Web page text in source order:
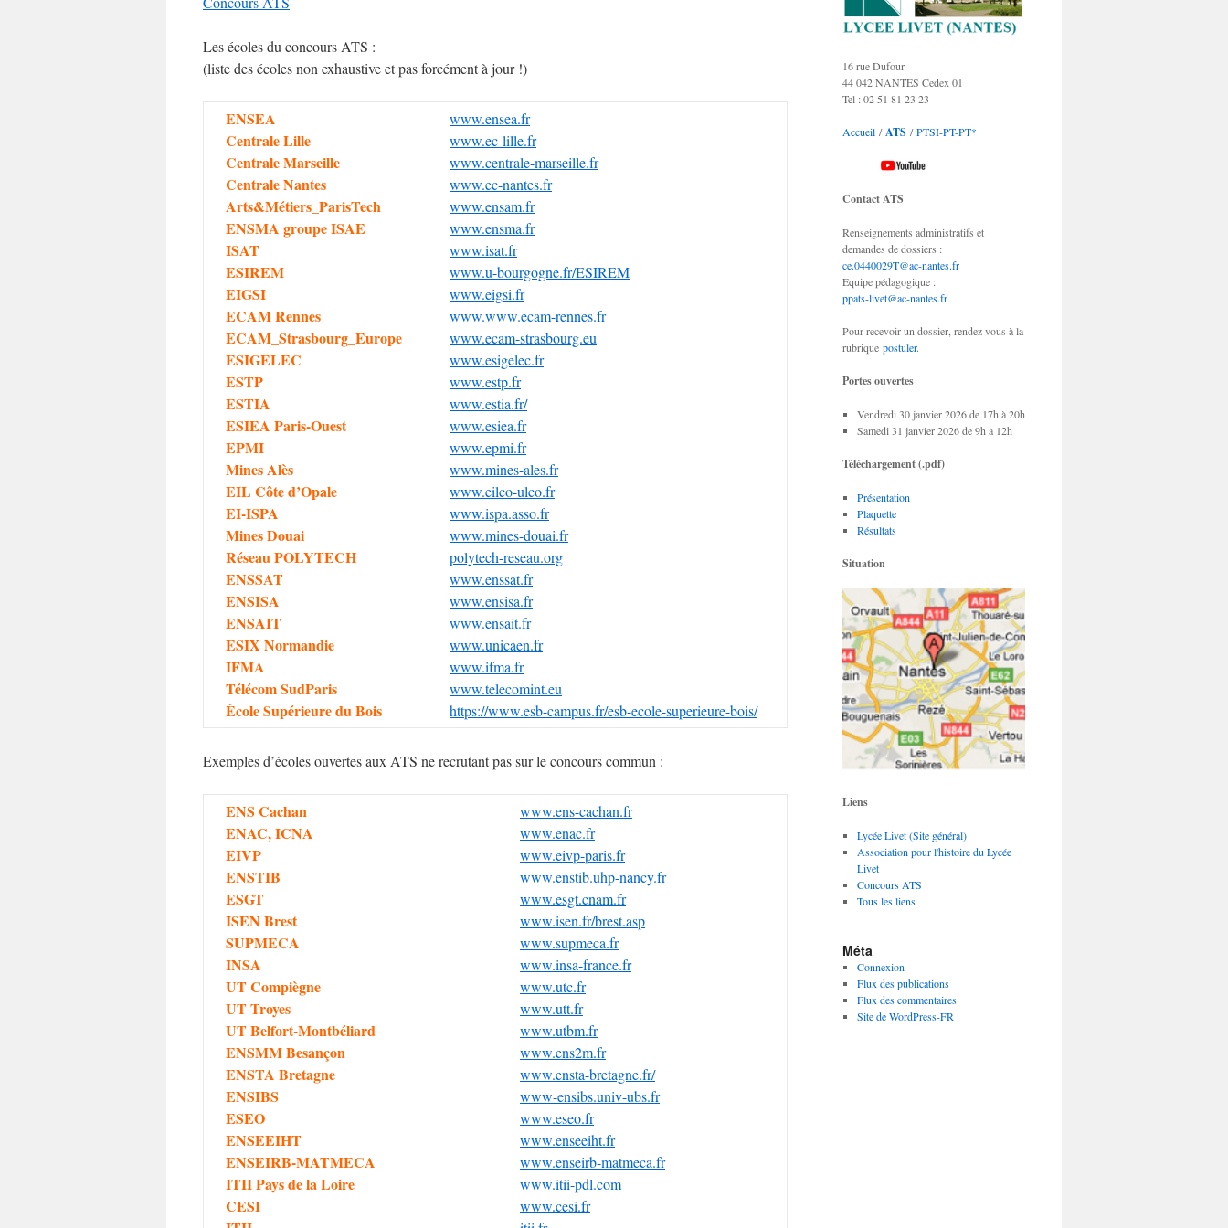
Les écoles du concours ATS :
(liste des écoles non exhaustive et pas forcément à jour !)
ENSEA
Centrale Lille
Centrale Marseille
Centrale Nantes
Arts&Métiers_ParisTech
ENSMA groupe ISAE
ISAT
ESIREM
EIGSI
ECAM Rennes
ECAM_Strasbourg_Europe
ESIGELEC
ESTP
ESTIA
ESIEA Paris-Ouest
EPMI
Mines Alès
EIL Côte d’Opale
EI-ISPA
Mines Douai
Réseau POLYTECH
ENSSAT
ENSISA
ENSAIT
ESIX Normandie
IFMA
Télécom SudParis
École Supérieure du Bois
www.ensea.fr
www.ec-lille.fr
www.centrale-marseille.fr
www.ec-nantes.fr
www.ensam.fr
www.ensma.fr
www.isat.fr
www.u-bourgogne.fr/ESIREM
www.eigsi.fr
www.www.ecam-rennes.fr
www.ecam-strasbourg.eu
www.esigelec.fr
www.estp.fr
www.estia.fr/
www.esiea.fr
www.epmi.fr
www.mines-ales.fr
www.eilco-ulco.fr
www.ispa.asso.fr
www.mines-douai.fr
polytech-reseau.org
www.enssat.fr
www.ensisa.fr
www.ensait.fr
www.unicaen.fr
www.ifma.fr
www.telecomint.eu
https://www.esb-campus.fr/esb-ecole-superieure-bois/
Exemples d’écoles ouvertes aux ATS ne recrutant pas sur le concours commun :
ENS Cachan
ENAC, ICNA
EIVP
ENSTIB
ESGT
ISEN Brest
SUPMECA
INSA
UT Compiègne
UT Troyes
UT Belfort-Montbéliard
ENSMM Besançon
ENSTA Bretagne
ENSIBS
ESEO
ENSEEIHT
ENSEIRB-MATMECA
ITII Pays de la Loire
CESI
www.ens-cachan.fr
www.enac.fr
www.eivp-paris.fr
www.enstib.uhp-nancy.fr
www.esgt.cnam.fr
www.isen.fr/brest.asp
www.supmeca.fr
www.insa-france.fr
www.utc.fr
www.utt.fr
www.utbm.fr
www.ens2m.fr
www.ensta-bretagne.fr/
www-ensibs.univ-ubs.fr
www.eseo.fr
www.enseeiht.fr
www.enseirb-matmeca.fr
www.itii-pdl.com
www.cesi.fr
16 rue Dufour
44 042 NANTES Cedex 01
Tel : 02 51 81 23 23
Accueil / ATS /PTSI-PT-PT*
Contact ATS
Renseignements administratifs et
demandes de dossiers :
ce.0440029T@ac-nantes.fr
Equipe pédagogique :
ppats-livet@ac-nantes.fr
Pour recevoir un dossier, rendez vous à la
rubrique postuler.
Portes ouvertes
Vendredi 30 janvier 2026 de 17h à 20h
Samedi 31 janvier 2026 de 9h à 12h
Téléchargement (.pdf)
Présentation
Plaquette
Résultats
Situation
Liens
Lycée Livet (Site général)
Association pour l'histoire du Lycée
Livet
Concours ATS
Tous les liens
Méta
Connexion
Flux des publications
Flux des commentaires
Site de WordPress-FR